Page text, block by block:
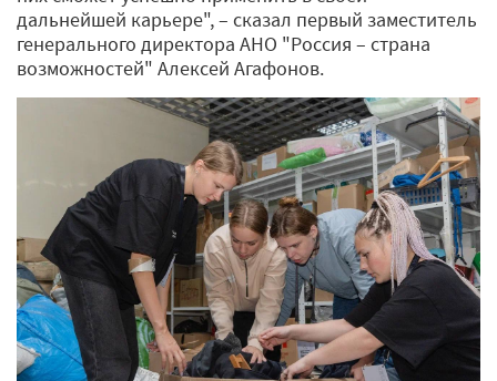
дальнейшей карьере", – сказал первый заместитель
генерального директора АНО "Россия – страна
возможностей" Алексей Агафонов.